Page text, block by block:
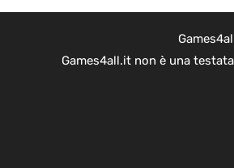
Games4all.it non è una